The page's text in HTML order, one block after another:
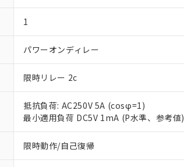
1
パワーオンディレー
限時リレー 2c
抵抗負荷: AC250V 5A (cosφ=1)
最小適用負荷 DC5V 1mA (P水準、参考値)
限時動作/自己復帰